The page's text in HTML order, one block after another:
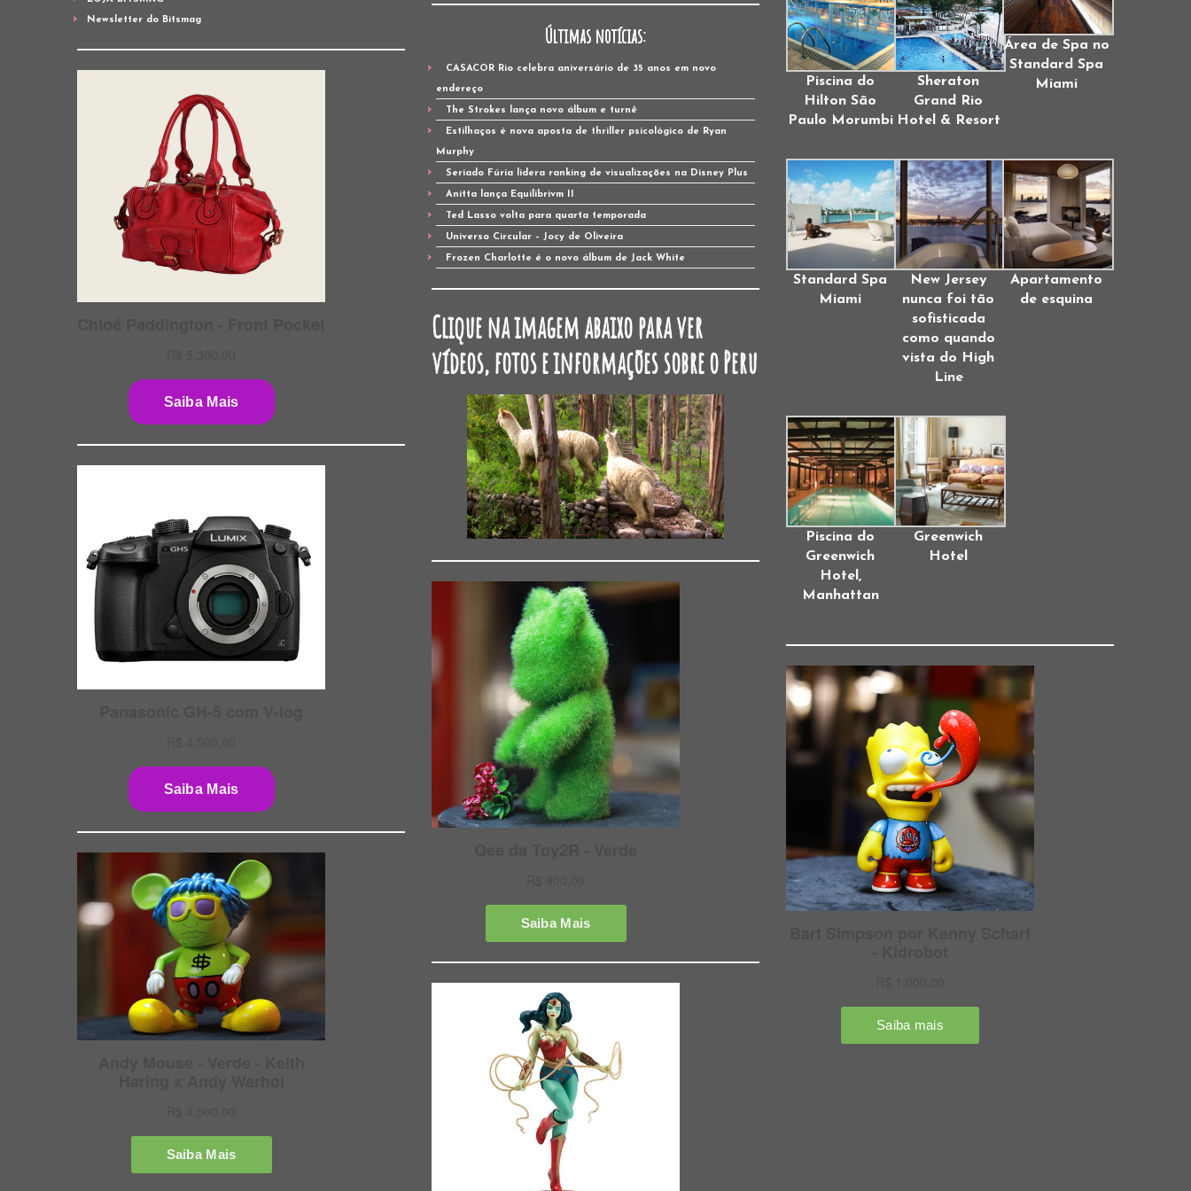
Newsletter do Bitsmag
Últimas notícias:
CASACOR Rio celebra aniversário de 35 anos em novo
endereço
The Strokes lança novo álbum e turnê
Estilhaços é nova aposta de thriller psicológico de Ryan
Murphy
Seriado Fúria lidera ranking de visualizações na Disney Plus
Anitta lança Equilibrivm II
Ted Lasso volta para quarta temporada
Universo Circular – Jocy de Oliveira
Frozen Charlotte é o novo álbum de Jack White
Clique na imagem abaixo para ver
vídeos, fotos e informações sobre o Peru
Piscina do
Hilton São
Paulo Morumbi
Sheraton
Grand Rio
Hotel & Resort
Área de Spa no
Standard Spa
Miami
Standard Spa
Miami
New Jersey
nunca foi tão
sofisticada
como quando
vista do High
Line
Apartamento
de esquina
Piscina do
Greenwich
Hotel,
Manhattan
Greenwich
Hotel